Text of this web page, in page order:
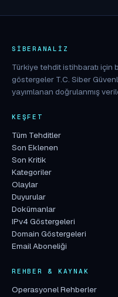
SIBERANALIZ
Türkiye tehdit istihbaratı için
göstergeler T.C. Siber
yayımlanan doğrulanmış
KEŞFET
Tüm Tehditler
Son Eklenen
Son Kritik
Kategoriler
Olaylar
Duyurular
Dokümanlar
IPv4 Göstergeleri
Domain Göstergeleri
Email Aboneliği
REHBER & KAYNAK
Operasyonel Rehberler